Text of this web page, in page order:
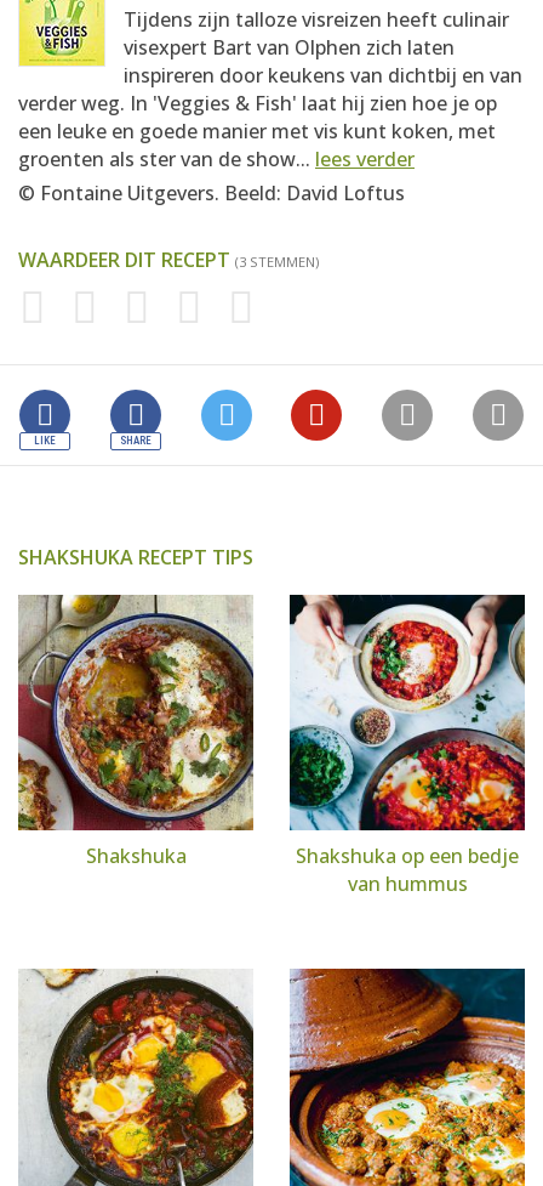
Tijdens zijn talloze visreizen heeft culinair
visexpert Bart van Olphen zich laten
inspireren door keukens van dichtbij en van
verder weg. In 'Veggies & Fish' laat hij zien hoe je op
een leuke en goede manier met vis kunt koken, met
groenten als ster van de show... lees verder
© Fontaine Uitgevers. Beeld: David Loftus
WAARDEER DIT RECEPT (3 STEMMEN)
SHAKSHUKA RECEPT TIPS
Shakshuka
Shakshuka op een bedje
van hummus